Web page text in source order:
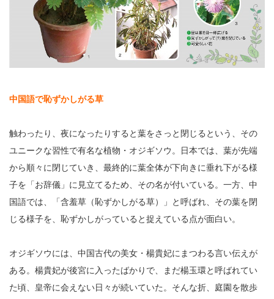
中国語で恥ずかしがる草
触わったり、夜になったりすると葉をさっと閉じるという、その
ユニークな習性で有名な植物・オジギソウ。日本では、葉が先端
から順々に閉じていき、最終的に葉全体が下向きに垂れ下がる様
子を「お辞儀」に見立てるため、その名が付いている。一方、中
国語では、「含羞草（恥ずかしがる草）」と呼ばれ、その葉を閉
じる様子を、恥ずかしがっていると捉えている点が面白い。
オジギソウには、中国古代の美女・楊貴妃にまつわる言い伝えが
ある。楊貴妃が後宮に入ったばかりで、まだ楊玉環と呼ばれてい
た頃、皇帝に会えない日々が続いていた。そんな折、庭園を散歩